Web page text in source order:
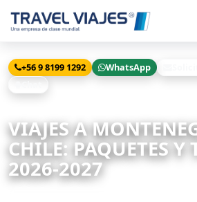
+56 9 8199 1292 WhatsApp
VIAJES A
CHILE: PAQUETES Y
2026-2027